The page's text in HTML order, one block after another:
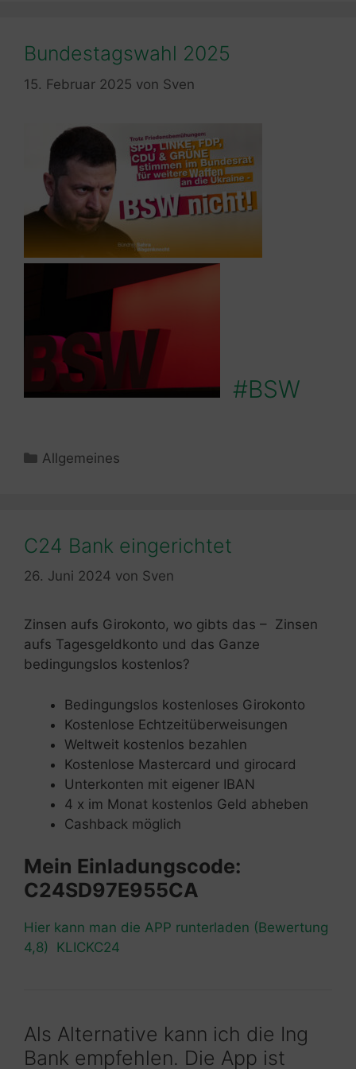
Bundestagswahl 2025
15. Februar 2025 von Sven
#BSW
Kategorien
Allgemeines
C24 Bank eingerichtet
26. Juni 2024 von Sven
Zinsen aufs Girokonto, wo gibts das – Zinsen
aufs Tagesgeldkonto und das Ganze
bedingungslos kostenlos?
Bedingungslos kostenloses Girokonto
Kostenlose Echtzeitüberweisungen
Weltweit kostenlos bezahlen
Kostenlose Mastercard und girocard
Unterkonten mit eigener IBAN
4 x im Monat kostenlos Geld abheben
Cashback möglich
Mein Einladungscode:
C24SD97E955CA
Hier kann man die APP runterladen (Bewertung
4,8) KLICKC24
Als Alternative kann ich die Ing
Bank empfehlen. Die App ist